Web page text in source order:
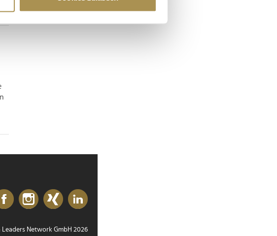
legen Sie Ihre Präferenzen im
für soziale Medien anbieten zu können
Partner führen diese Informationen
Network GmbH 2026